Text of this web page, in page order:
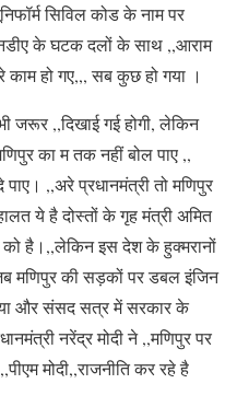
सिविल कोड के नाम पर
के घटक दलों के साथ ,,आराम
काम हो गए,,, सब कुछ हो गया ।
जरूर ,,दिखाई गई होगी, लेकिन
का म तक नहीं बोल पाए ,,
,,अरे प्रधानमंत्री तो मणिपुर
ये है दोस्तों के गृह मंत्री अमित
को है।,,लेकिन इस देश के हुक्मरानों
मणिपुर की सड़कों पर डबल इंजिन
और संसद सत्र में सरकार के
नरेंद्र मोदी ने ,,मणिपुर पर
मोदी,,राजनीति कर रहे है